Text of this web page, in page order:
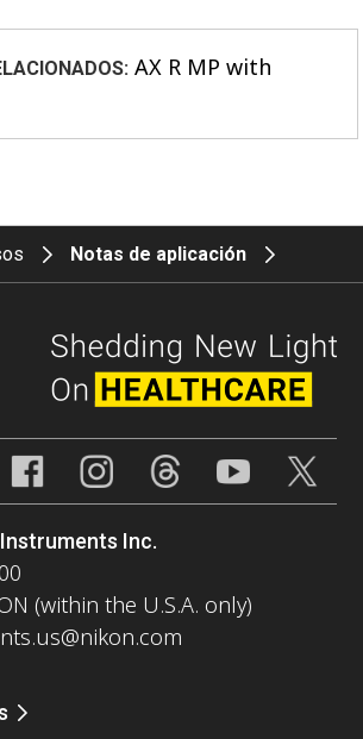
AX R MP with
Notas de aplicación
Inc.
(within the U.S.A. only)